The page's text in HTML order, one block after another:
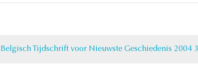
Belgisch Tijdschrift voor Nieuwste Geschiedenis 2004 3